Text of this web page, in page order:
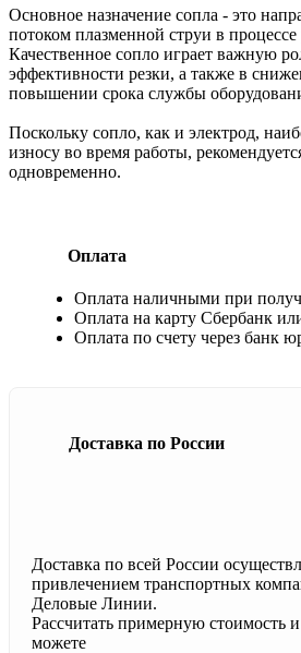
Основное назначение сопла - это
потоком плазменной струи в процессе
Качественное сопло играет важную
эффективности резки, а также в
повышении срока службы
Поскольку сопло, как и электрод,
износу во время работы,
одновременно.
Оплата
Оплата наличными при
Оплата на карту Сбербанк
Оплата по счету через банк
Доставка по России
Доставка по всей России
привлечением транспортных
Деловые Линии.
Рассчитать примерную стоимость
можете